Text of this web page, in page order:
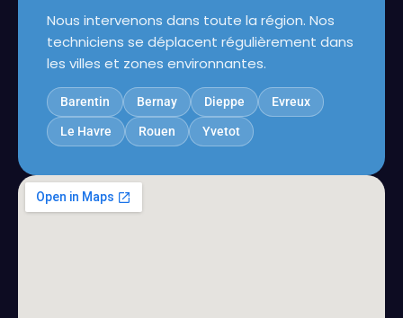
Nous intervenons dans toute la région. Nos
techniciens se déplacent régulièrement dans
les villes et zones environnantes.
Barentin Bernay Dieppe Evreux
Le Havre Rouen Yvetot